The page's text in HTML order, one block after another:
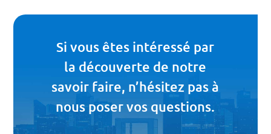
Si vous êtes intéressé par
la découverte de notre
savoir faire, n’hésitez pas à
nous poser vos questions.